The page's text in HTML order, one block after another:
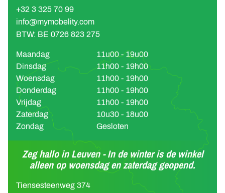
+32 3 325 70 99
info@mymobelity.com
BTW: BE 0726 823 275
Maandag
11u00 - 19u00
Dinsdag
11h00 - 19h00
Woensdag
11h00 - 19h00
Donderdag
11h00 - 19h00
Vrijdag
11h00 - 19h00
Zaterdag
10u30 - 18u00
Zondag
Gesloten
Zeg hallo in Leuven - In de winter is de winkel
alleen op woensdag en zaterdag geopend.
Tiensesteenweg 374